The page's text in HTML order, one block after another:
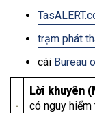
trạm phát
cái Bureau
Lời khuyên
có nguy